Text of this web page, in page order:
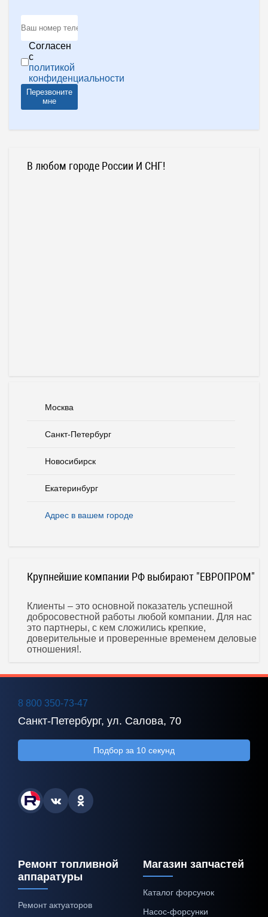
Согласен
с
политикой
конфиденциальности
Перезвоните
мне
В любом городе России И СНГ!
Москва
Санкт-Петербург
Новосибирск
Екатеринбург
Адрес в вашем городе
Крупнейшие компании РФ выбирают "ЕВРОПРОМ"
Клиенты – это основной показатель успешной
добросовестной работы любой компании. Для нас
это партнеры, с кем сложились крепкие,
доверительные и проверенные временем деловые
отношения!.
8 800 350-73-47
Санкт-Петербург, ул. Салова, 70
Подбор за 10 секунд
Ремонт топливной
аппаратуры
Ремонт актуаторов
Магазин запчастей
Каталог форсунок
Насос-форсунки